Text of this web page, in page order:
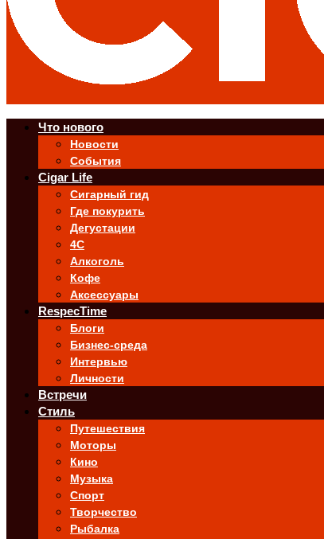
Что нового
Новости
События
Cigar Life
Сигарный гид
Где покурить
Дегустации
4C
Алкоголь
Кофе
Аксессуары
RespecTime
Блоги
Бизнес-среда
Интервью
Личности
Встречи
Стиль
Путешествия
Моторы
Кино
Музыка
Спорт
Творчество
Рыбалка